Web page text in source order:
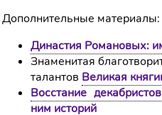
Дополнительные материалы:
Династия Романовых:
Знаменитая
талантов Великая
Восстание
ним историй